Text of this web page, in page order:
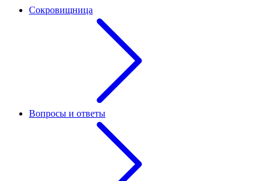
Сокровищница
Вопросы и ответы